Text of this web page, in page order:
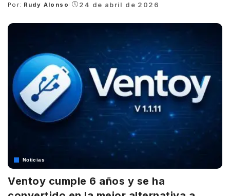
Posted
Por: Rudy Alonso 24 de abril de 2026
Noticias
Ventoy cumple 6 años y se ha